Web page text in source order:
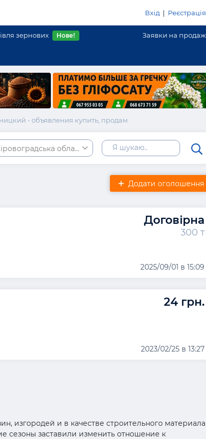
Вхід | Реєстрація
зернових Нове! Заявки на продаж
- объявления купить, продам
область
Додати оголошення
Договірна
300 т
2025/09/01 в 15:09
24 грн.
2023/02/25 в 13:27
изгородей и в качестве строительного материала
сезоны заставили изменить отношение к